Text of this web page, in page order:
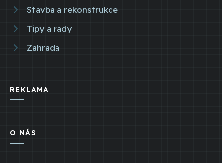
Stavba a rekonstrukce
Tipy a rady
Zahrada
REKLAMA
O NÁS